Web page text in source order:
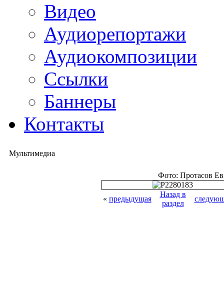
Видео
Аудиорепортажи
Аудиокомпозиции
Ссылки
Баннеры
Контакты
Мультимедиа
Фото: Протасов
« предыдущая
Назад в
раздел